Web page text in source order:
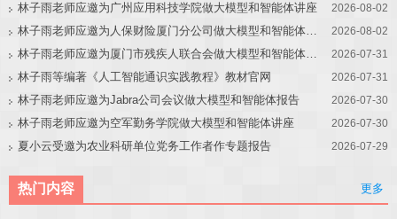
林子雨老师应邀为广州应用科技学院做大模型和智能体讲座 2026-08-02
林子雨老师应邀为人保财险厦门分公司做大模型和智能体讲座 2026-08-02
林子雨老师应邀为厦门市残疾人联合会做大模型和智能体讲座 2026-07-31
林子雨等编著《人工智能通识实践教程》教材官网 2026-07-31
林子雨老师应邀为Jabra公司会议做大模型和智能体报告 2026-07-30
林子雨老师应邀为空军勤务学院做大模型和智能体讲座 2026-07-30
夏小云受邀为农业科研单位党务工作者作专题报告 2026-07-29
热门内容 更多